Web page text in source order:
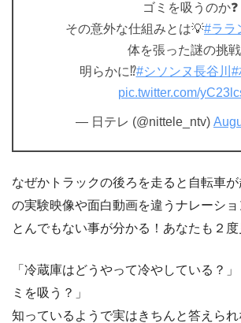
ゴミを吸うのか❓
その意外な仕組みとは💡#ララ
体を張った謎の挑
明らかに⁉️#シソンヌ長谷川 #
pic.twitter.com/
— 日テレ (@nittele_ntv)
なぜかトラックの後ろを走ると自転車
の実験映像や面白動画を違うナレーショ
とんでもない事が分かる！あなたも２
「冷蔵庫はどうやって冷やしている？
ミを吸う？」
知っているようで実はきちんと答えら